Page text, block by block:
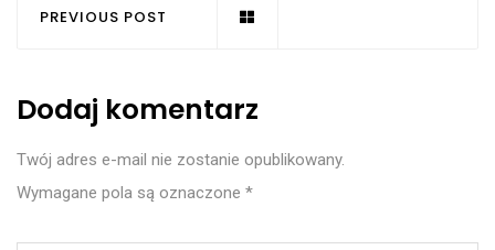
PREVIOUS POST
Dodaj komentarz
Twój adres e-mail nie zostanie opublikowany.
Wymagane pola są oznaczone *